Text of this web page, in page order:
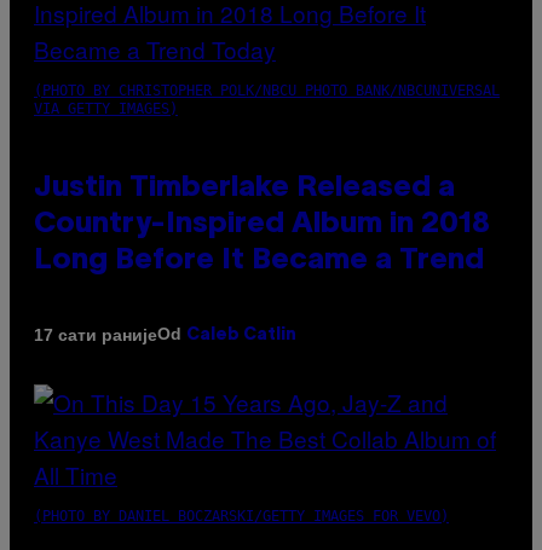
(PHOTO BY CHRISTOPHER POLK/NBCU PHOTO BANK/NBCUNIVERSAL
VIA GETTY IMAGES)
Justin Timberlake Released a
Country-Inspired Album in 2018
Long Before It Became a Trend
17 сати ранијеOd Caleb Catlin
(PHOTO BY DANIEL BOCZARSKI/GETTY IMAGES FOR VEVO)